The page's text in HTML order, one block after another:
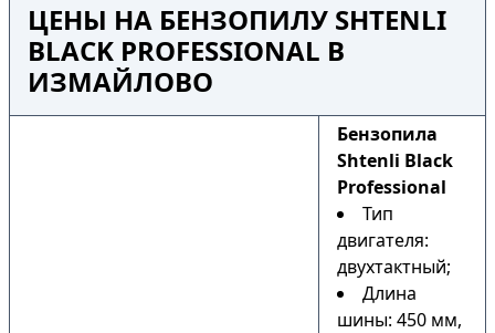
ЦЕНЫ НА БЕНЗОПИЛУ SHTENLI
BLACK PROFESSIONAL В
ИЗМАЙЛОВО
Бензопила
Shtenli Black
Professional
Тип
двигателя:
двухтактный;
Длина
шины: 450 мм,